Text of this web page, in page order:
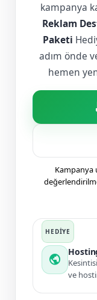
kampanya
Reklam
Paketi
adım önde
hemen
Kampanya
public
ve